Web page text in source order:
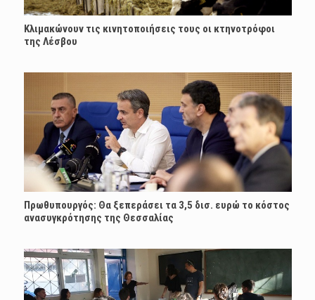
Κλιμακώνουν τις κινητοποιήσεις τους οι κτηνοτρόφοι
της Λέσβου
Πρωθυπουργός: Θα ξεπεράσει τα 3,5 δισ. ευρώ το κόστος
ανασυγκρότησης της Θεσσαλίας